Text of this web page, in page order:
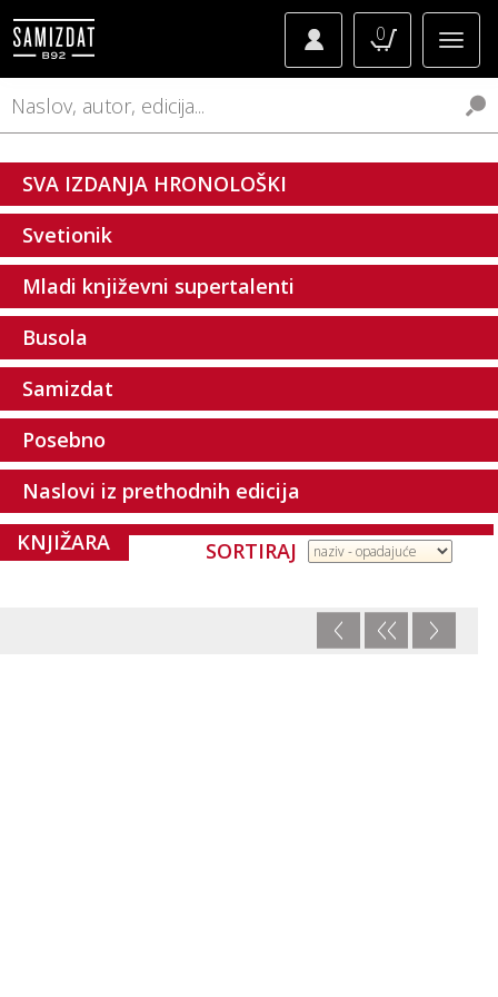
0
SVA IZDANJA HRONOLOŠKI
Svetionik
Mladi književni supertalenti
Busola
Samizdat
Posebno
Naslovi iz prethodnih edicija
SORTIRAJ
KNJIŽARA
< << >